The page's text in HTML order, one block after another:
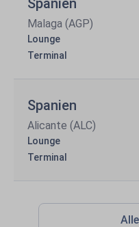
Spanien
Malaga (AGP)
Lounge
Terminal
Spanien
Alicante (ALC)
Lounge
Terminal